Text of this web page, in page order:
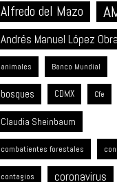
Alfredo del Mazo
Andrés Manuel López
animales Banco Mundial
bosques CDMX Cfe
Claudia Sheinbaum
combatientes forestales
contagios coronavirus